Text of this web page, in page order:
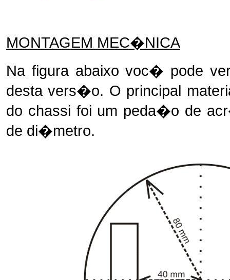
MONTAGEM MEC�NICA
Na figura abaixo voc� pode
desta vers�o. O principal
do chassi foi um peda�o de
de di�metro.